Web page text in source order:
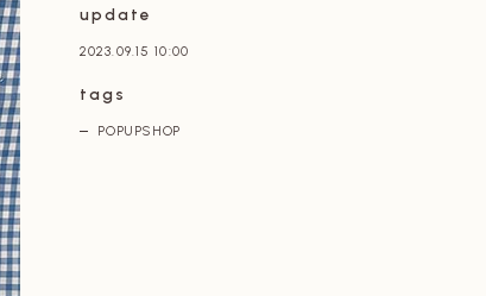
update
2023.09.15 10:00
tags
POPUPSHOP